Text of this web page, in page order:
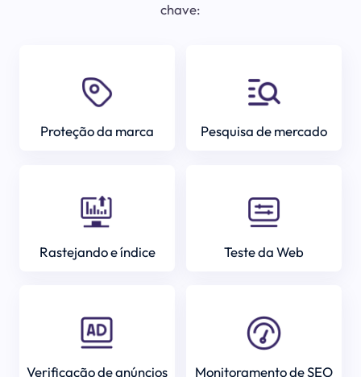
chave:
Proteção da marca Pesquisa de mercado
Rastejando e índice Teste da Web
Verificação de anúncios Monitoramento de SEO